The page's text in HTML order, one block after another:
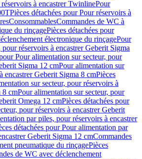
à encastrer TwinlinePour
Pièces détachées pour Pour réservoirs à
ConsommablesCommandes de WC à
du rinçagePièces détachées pour
électronique du rinçagePour
réservoirs à encastrer Geberit Sigma
Pour alimentation sur secteur, pour
Sigma 12 cmPour alimentation sur
encastrer Geberit Sigma 8 cmPièces
sur secteur, pour réservoirs à
8 cmPour alimentation sur secteur, pour
Omega 12 cmPièces détachées pour
pour réservoirs à encastrer Geberit
par piles, pour réservoirs à encastrer
détachées pour Pour alimentation par
Geberit Sigma 12 cmCommandes
pneumatique du rinçagePièces
de WC avec déclenchement